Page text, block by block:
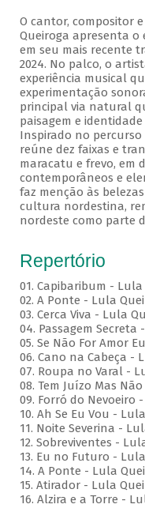
O cantor, compositor
Queiroga apresenta o
em seu mais recente
2024. No palco, o
experiência musical
experimentação
principal via natural
paisagem e
Inspirado no
reúne dez faixas e
maracatu e frevo, em
contemporâneos e
faz menção às
cultura nordestina,
nordeste como parte
Repertório
01. Capibaribum -
02. A Ponte - Lula
03. Cerca Viva - Lula
04. Passagem Secreta
05. Se Não For Amor
06. Cano na Cabeça -
07. Roupa no Varal -
08. Tem Juízo Mas
09. Forró do Nevoeiro
10. Ah Se Eu Vou -
11. Noite Severina -
12. Sobreviventes -
13. Eu no Futuro -
14. A Ponte - Lula
15. Atirador - Lula
16. Alzira e a Torre -